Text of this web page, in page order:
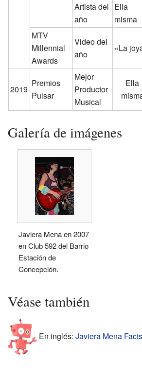
Artista del
año
Ella
misma
MTV
Millennial
Awards
Video del
año
«La
2019
Premios
Pulsar
Mejor
Productor
Musical
Ella
Galería de imágenes
Javiera Mena en 2007
en Club 592 del Barrio
Estación de
Concepción.
Véase también
En inglés: Javiera Mena